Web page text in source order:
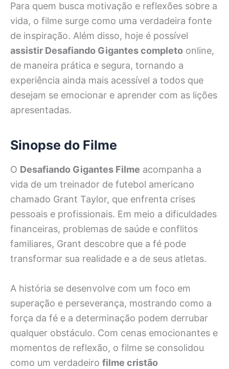
Para quem busca motivação e reflexões sobre a
vida, o filme surge como uma verdadeira fonte
de inspiração. Além disso, hoje é possível
assistir Desafiando Gigantes completo online,
de maneira prática e segura, tornando a
experiência ainda mais acessível a todos que
desejam se emocionar e aprender com as lições
apresentadas.
Sinopse do Filme
O Desafiando Gigantes Filme acompanha a
vida de um treinador de futebol americano
chamado Grant Taylor, que enfrenta crises
pessoais e profissionais. Em meio a dificuldades
financeiras, problemas de saúde e conflitos
familiares, Grant descobre que a fé pode
transformar sua realidade e a de seus atletas.
A história se desenvolve com um foco em
superação e perseverança, mostrando como a
força da fé e a determinação podem derrubar
qualquer obstáculo. Com cenas emocionantes e
momentos de reflexão, o filme se consolidou
como um verdadeiro filme cristão